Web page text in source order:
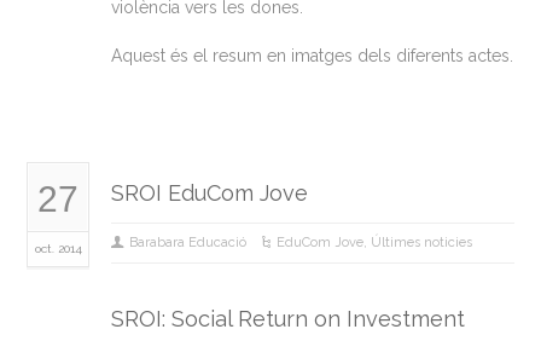
violència vers les dones.
Aquest és el resum en imatges dels diferents actes.
27
oct. 2014
SROI EduCom Jove
Barabara Educació EduCom Jove, Últimes noticies
SROI: Social Return on Investment